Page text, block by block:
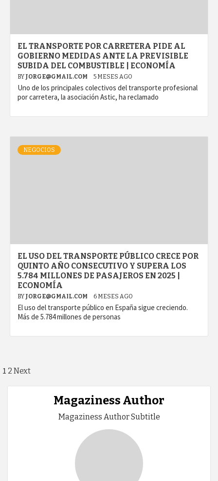
EL TRANSPORTE POR CARRETERA PIDE AL
GOBIERNO MEDIDAS ANTE LA PREVISIBLE
SUBIDA DEL COMBUSTIBLE | ECONOMÍA
BY JORGE@GMAIL.COM 5 MESES AGO
Uno de los principales colectivos del transporte profesional
por carretera, la asociación Astic, ha reclamado
NEGOCIOS
EL USO DEL TRANSPORTE PÚBLICO CRECE POR
QUINTO AÑO CONSECUTIVO Y SUPERA LOS
5.784 MILLONES DE PASAJEROS EN 2025 |
ECONOMÍA
BY JORGE@GMAIL.COM 6 MESES AGO
El uso del transporte público en España sigue creciendo.
Más de 5.784 millones de personas
Paginación
de
entradas
1 2 Next
Magaziness Author
Magaziness Author Subtitle